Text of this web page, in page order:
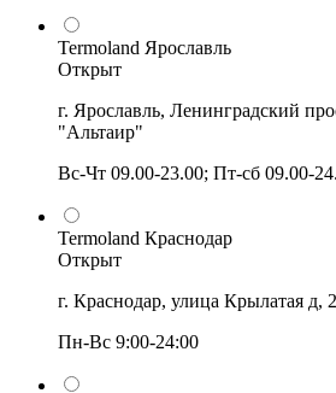
Termoland Ярославль
Открыт
г. Ярославль, Ленинградский
"Альтаир"
Вс-Чт 09.00-23.00; Пт-сб 09.00-
Termoland Краснодар
Открыт
г. Краснодар, улица Крылатая
Пн-Вс 9:00-24:00